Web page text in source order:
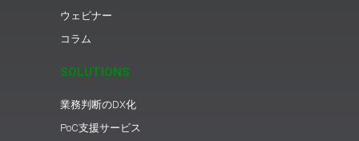
ウェビナー
コラム
SOLUTIONS
業務判断のDX化
PoC支援サービス